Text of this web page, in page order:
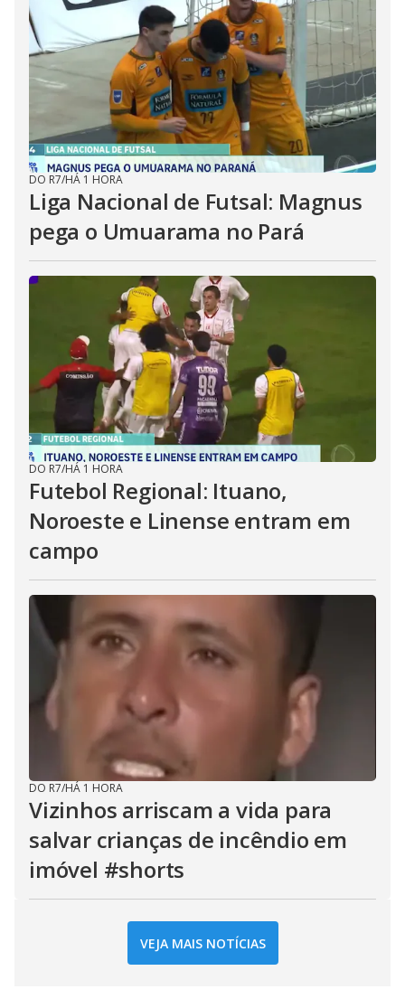
DO R7/HÁ 1 HORA
Liga Nacional de Futsal: Magnus
pega o Umuarama no Pará
DO R7/HÁ 1 HORA
Futebol Regional: Ituano,
Noroeste e Linense entram em
campo
DO R7/HÁ 1 HORA
Vizinhos arriscam a vida para
salvar crianças de incêndio em
imóvel #shorts
VEJA MAIS NOTÍCIAS